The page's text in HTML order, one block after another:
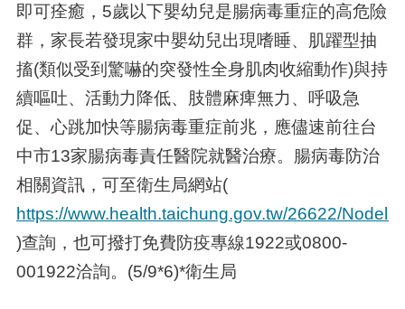
即可痊癒， 5歲以下嬰幼兒是腸病毒重症的高危險
群，家長若發現家中嬰幼兒出現嗜睡、肌躍型抽
搐(類似受到驚嚇的突發性全身肌肉收縮動作)與持
續嘔吐、活動力降低、肢體麻痺無力、呼吸急
促、心跳加快等腸病毒重症前兆，應儘速前往台
中市13家腸病毒責任醫院就醫治療。腸病毒防治
相關資訊，可至衛生局網站(
https://www.health.taichung.gov.tw/26622/Nodelist
)查詢，也可撥打免費防疫專線1922或0800-
001922洽詢。 (5/9*6)*衛生局